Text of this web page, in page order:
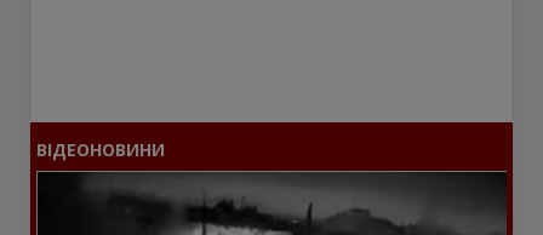
ВІДЕОНОВИНИ